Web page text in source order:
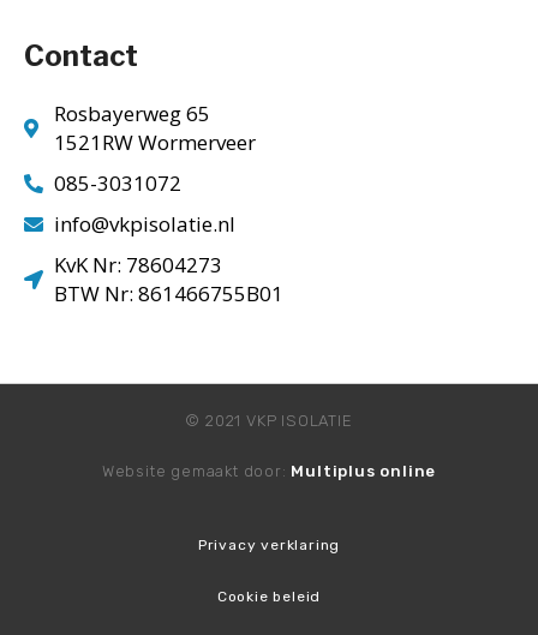
Contact
Rosbayerweg 65
1521RW Wormerveer
085-3031072
info@vkpisolatie.nl
KvK Nr: 78604273
BTW Nr: 861466755B01
© 2021 VKP ISOLATIE
Website gemaakt door: Multiplus online
Privacy verklaring
Cookie beleid